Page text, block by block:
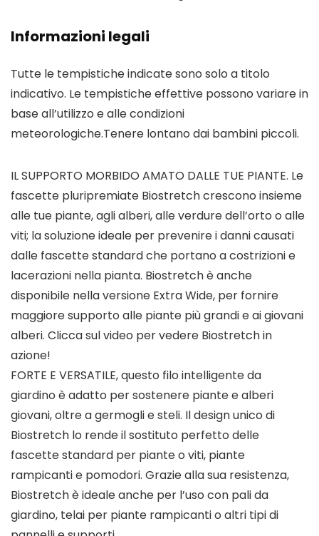
Informazioni legali
Tutte le tempistiche indicate sono solo a titolo
indicativo. Le tempistiche effettive possono variare in
base all’utilizzo e alle condizioni
meteorologiche.Tenere lontano dai bambini piccoli.
IL SUPPORTO MORBIDO AMATO DALLE TUE PIANTE. Le
fascette pluripremiate Biostretch crescono insieme
alle tue piante, agli alberi, alle verdure dell’orto o alle
viti; la soluzione ideale per prevenire i danni causati
dalle fascette standard che portano a costrizioni e
lacerazioni nella pianta. Biostretch è anche
disponibile nella versione Extra Wide, per fornire
maggiore supporto alle piante più grandi e ai giovani
alberi. Clicca sul video per vedere Biostretch in
azione!
FORTE E VERSATILE, questo filo intelligente da
giardino è adatto per sostenere piante e alberi
giovani, oltre a germogli e steli. Il design unico di
Biostretch lo rende il sostituto perfetto delle
fascette standard per piante o viti, piante
rampicanti e pomodori. Grazie alla sua resistenza,
Biostretch è ideale anche per l’uso con pali da
giardino, telai per piante rampicanti o altri tipi di